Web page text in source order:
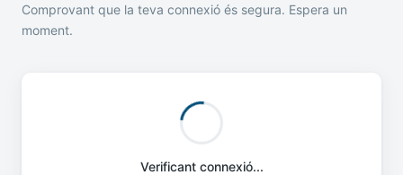
Comprovant que la teva connexió és segura. Espera un
moment.
Verificant connexió...